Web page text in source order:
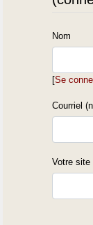
Nom
[Se
Courriel
Votre site